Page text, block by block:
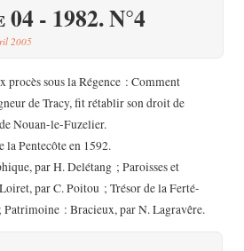
- 1982. N°4
2005
procès sous la Régence : Comment
de Tracy, fit rétablir son droit de
Nouan-le-Fuzelier.
la Pentecôte en 1592.
par H. Delétang ; Paroisses et
par C. Poitou ; Trésor de la Ferté-
: Bracieux, par N. Lagravêre.